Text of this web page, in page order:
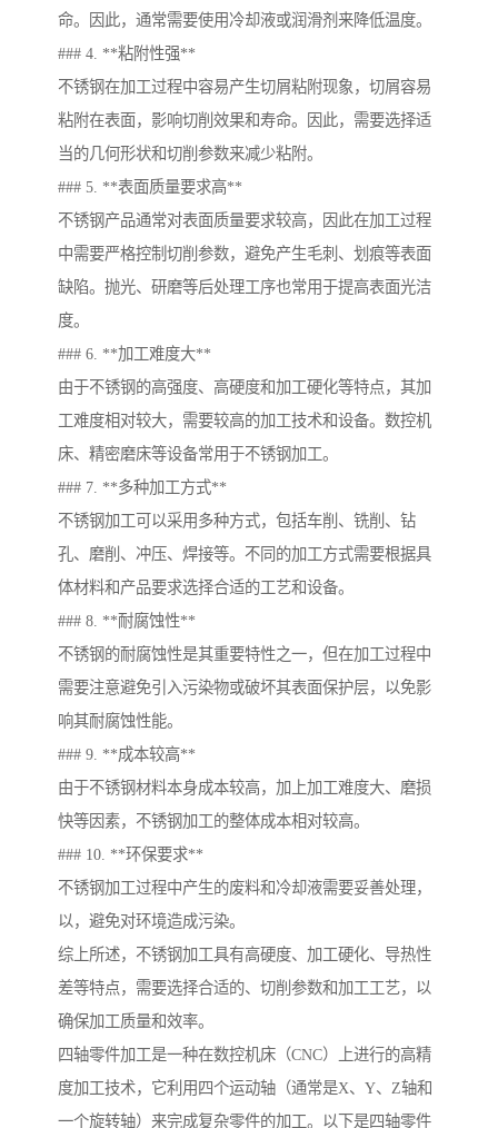
命。因此，通常需要使用冷却液或润滑剂来降低温度。
### 4. **粘附性强**
不锈钢在加工过程中容易产生切屑粘附现象，切屑容易
粘附在表面，影响切削效果和寿命。因此，需要选择适
当的几何形状和切削参数来减少粘附。
### 5. **表面质量要求高**
不锈钢产品通常对表面质量要求较高，因此在加工过程
中需要严格控制切削参数，避免产生毛刺、划痕等表面
缺陷。抛光、研磨等后处理工序也常用于提高表面光洁
度。
### 6. **加工难度大**
由于不锈钢的高强度、高硬度和加工硬化等特点，其加
工难度相对较大，需要较高的加工技术和设备。数控机
床、精密磨床等设备常用于不锈钢加工。
### 7. **多种加工方式**
不锈钢加工可以采用多种方式，包括车削、铣削、钻
孔、磨削、冲压、焊接等。不同的加工方式需要根据具
体材料和产品要求选择合适的工艺和设备。
### 8. **耐腐蚀性**
不锈钢的耐腐蚀性是其重要特性之一，但在加工过程中
需要注意避免引入污染物或破坏其表面保护层，以免影
响其耐腐蚀性能。
### 9. **成本较高**
由于不锈钢材料本身成本较高，加上加工难度大、磨损
快等因素，不锈钢加工的整体成本相对较高。
### 10. **环保要求**
不锈钢加工过程中产生的废料和冷却液需要妥善处理，
以，避免对环境造成污染。
综上所述，不锈钢加工具有高硬度、加工硬化、导热性
差等特点，需要选择合适的、切削参数和加工工艺，以
确保加工质量和效率。
四轴零件加工是一种在数控机床（CNC）上进行的高精
度加工技术，它利用四个运动轴（通常是X、Y、Z轴和
一个旋转轴）来完成复杂零件的加工。以下是四轴零件